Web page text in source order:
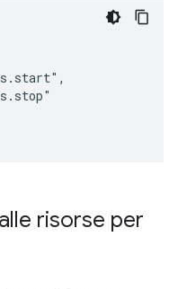
risorse per